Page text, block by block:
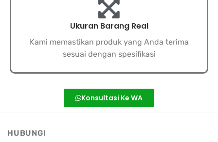
Ukuran Barang Real
Kami memastikan produk yang Anda terima
sesuai dengan spesifikasi
Konsultasi Ke WA
HUBUNGI